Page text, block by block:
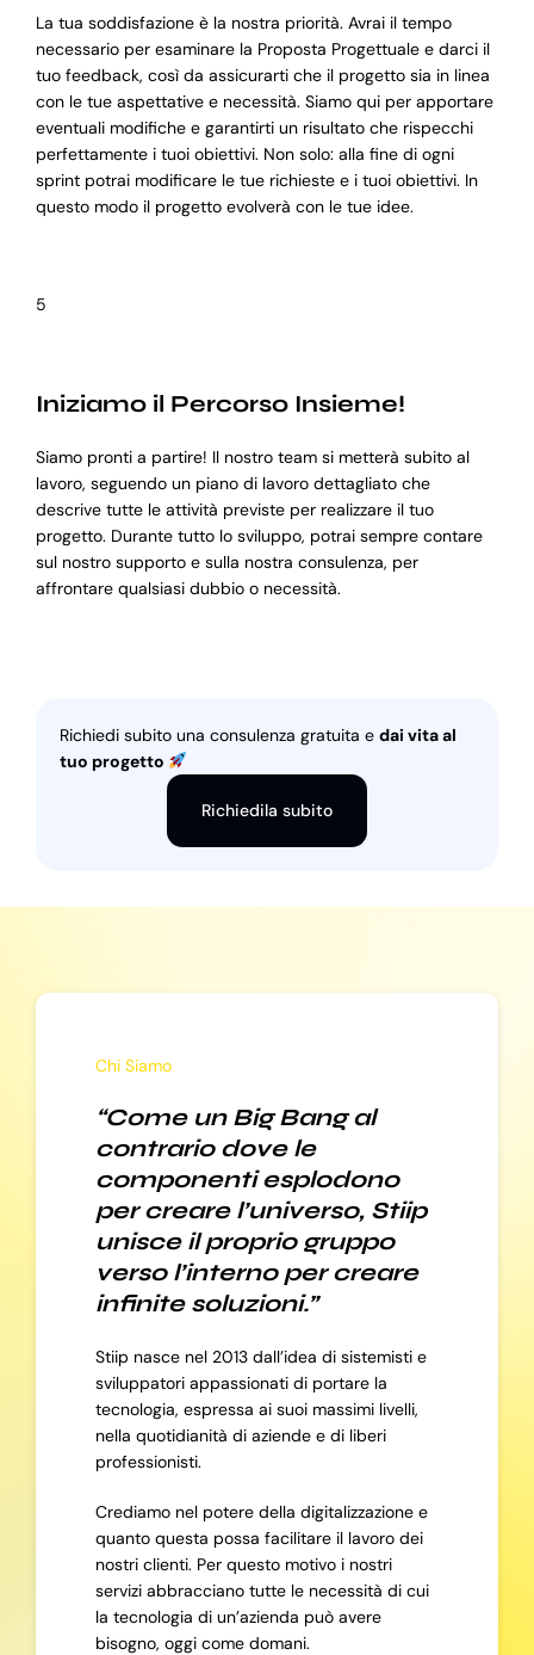
La tua soddisfazione è la nostra priorità. Avrai il tempo
necessario per esaminare la Proposta Progettuale e darci il
tuo feedback, così da assicurarti che il progetto sia in linea
con le tue aspettative e necessità. Siamo qui per apportare
eventuali modifiche e garantirti un risultato che rispecchi
perfettamente i tuoi obiettivi. Non solo: alla fine di ogni
sprint potrai modificare le tue richieste e i tuoi obiettivi. In
questo modo il progetto evolverà con le tue idee.
5
Iniziamo il Percorso Insieme!
Siamo pronti a partire! Il nostro team si metterà subito al
lavoro, seguendo un piano di lavoro dettagliato che
descrive tutte le attività previste per realizzare il tuo
progetto. Durante tutto lo sviluppo, potrai sempre contare
sul nostro supporto e sulla nostra consulenza, per
affrontare qualsiasi dubbio o necessità.
Richiedi subito una consulenza gratuita e dai vita al
tuo progetto
Richiedila subito
Chi Siamo
“Come un Big Bang al
contrario dove le
componenti esplodono
per creare l’universo, Stiip
unisce il proprio gruppo
verso l’interno per creare
infinite soluzioni.”
Stiip nasce nel 2013 dall’idea di sistemisti e
sviluppatori appassionati di portare la
tecnologia, espressa ai suoi massimi livelli,
nella quotidianità di aziende e di liberi
professionisti.
Crediamo nel potere della digitalizzazione e
quanto questa possa facilitare il lavoro dei
nostri clienti. Per questo motivo i nostri
servizi abbracciano tutte le necessità di cui
la tecnologia di un’azienda può avere
bisogno, oggi come domani.